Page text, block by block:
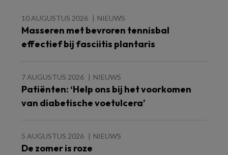
10 AUGUSTUS 2026 NIEUWS
Masseren met bevroren tennisbal
effectief bij fasciitis plantaris
7 AUGUSTUS 2026 NIEUWS
Patiënten: ‘Help ons bij het voorkomen
van diabetische voetulcera’
5 AUGUSTUS 2026 NIEUWS
De zomer is roze